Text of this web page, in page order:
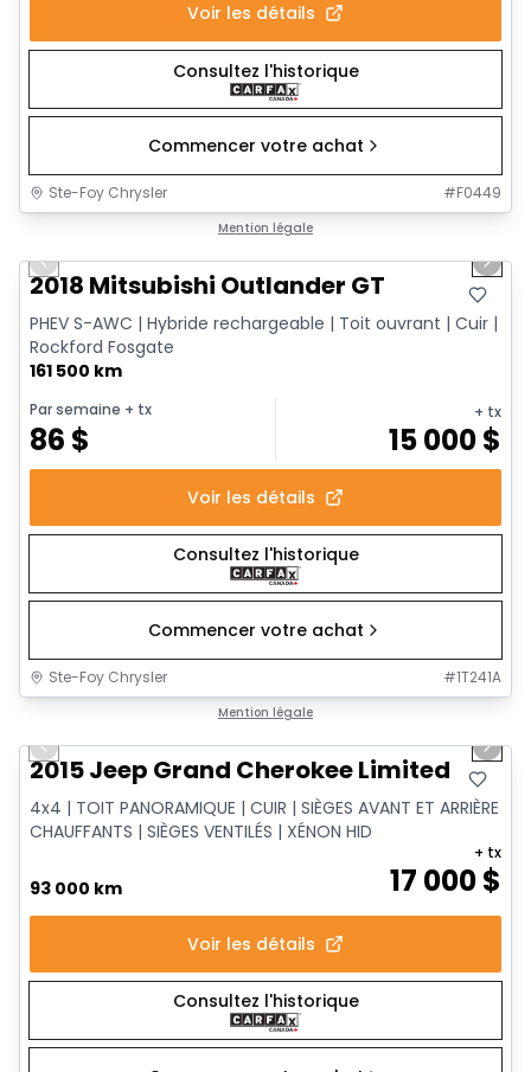
Voir les détails
Consultez l'historique
Commencer votre achat
Ste-Foy Chrysler #F0449
Mention légale
Previous slide Next
2018 Mitsubishi Outlander GT
PHEV S-AWC | Hybride rechargeable | Toit ouvrant | Cuir |
Rockford Fosgate
161 500 km
Par semaine + tx
86 $
+ tx
15 000$
Voir les détails
Consultez l'historique
Commencer votre achat
Ste-Foy Chrysler #1T241A
Mention légale
Previous slide Next
2015 Jeep Grand Cherokee Limited
4x4 | TOIT PANORAMIQUE | CUIR | SIÈGES AVANT ET ARRIÈRE
CHAUFFANTS | SIÈGES VENTILÉS | XÉNON HID
93 000 km 17 000$
+ tx
Voir les détails
Consultez l'historique